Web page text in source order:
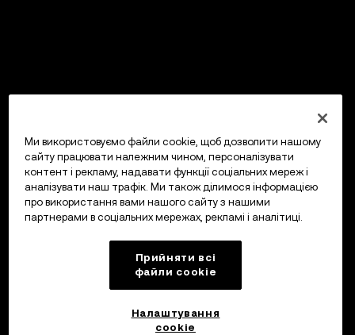
Ми використовуємо файли cookie, щоб дозволити нашому
сайту працювати належним чином, персоналізувати
контент і рекламу, надавати функції соціальних мереж і
аналізувати наш трафік. Ми також ділимося інформацією
про використання вами нашого сайту з нашими
партнерами в соціальних мережах, рекламі і аналітиці.
Прийняти всі
файли сookie
Налаштування
cookie